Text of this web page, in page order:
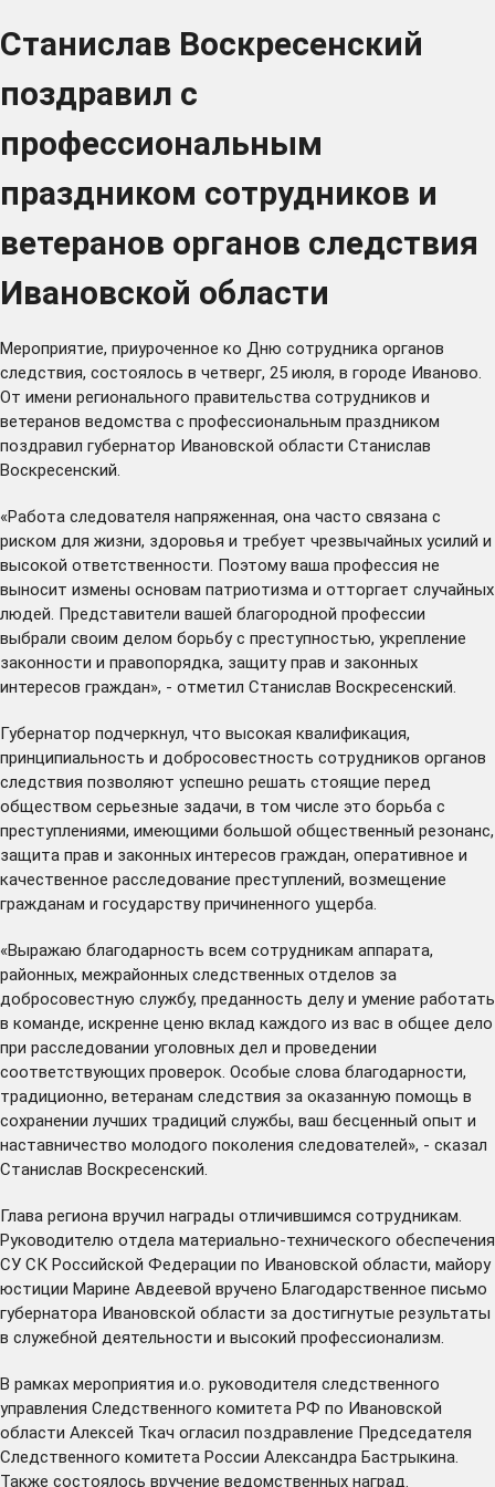
Станислав Воскресенский
поздравил с
профессиональным
праздником сотрудников и
ветеранов органов следствия
Ивановской области
Мероприятие, приуроченное ко Дню сотрудника органов
следствия, состоялось в четверг, 25 июля, в городе Иваново.
От имени регионального правительства сотрудников и
ветеранов ведомства с профессиональным праздником
поздравил губернатор Ивановской области Станислав
Воскресенский.
«Работа следователя напряженная, она часто связана с
риском для жизни, здоровья и требует чрезвычайных усилий и
высокой ответственности. Поэтому ваша профессия не
выносит измены основам патриотизма и отторгает случайных
людей. Представители вашей благородной профессии
выбрали своим делом борьбу с преступностью, укрепление
законности и правопорядка, защиту прав и законных
интересов граждан», - отметил Станислав Воскресенский.
Губернатор подчеркнул, что высокая квалификация,
принципиальность и добросовестность сотрудников органов
следствия позволяют успешно решать стоящие перед
обществом серьезные задачи, в том числе это борьба с
преступлениями, имеющими большой общественный резонанс,
защита прав и законных интересов граждан, оперативное и
качественное расследование преступлений, возмещение
гражданам и государству причиненного ущерба.
«Выражаю благодарность всем сотрудникам аппарата,
районных, межрайонных следственных отделов за
добросовестную службу, преданность делу и умение работать
в команде, искренне ценю вклад каждого из вас в общее дело
при расследовании уголовных дел и проведении
соответствующих проверок. Особые слова благодарности,
традиционно, ветеранам следствия за оказанную помощь в
сохранении лучших традиций службы, ваш бесценный опыт и
наставничество молодого поколения следователей», - сказал
Станислав Воскресенский.
Глава региона вручил награды отличившимся сотрудникам.
Руководителю отдела материально-технического обеспечения
СУ СК Российской Федерации по Ивановской области, майору
юстиции Марине Авдеевой вручено Благодарственное письмо
губернатора Ивановской области за достигнутые результаты
в служебной деятельности и высокий профессионализм.
В рамках мероприятия и.о. руководителя следственного
управления Следственного комитета РФ по Ивановской
области Алексей Ткач огласил поздравление Председателя
Следственного комитета России Александра Бастрыкина.
Также состоялось вручение ведомственных наград.